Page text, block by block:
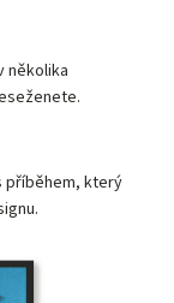
několika
příběhem, který